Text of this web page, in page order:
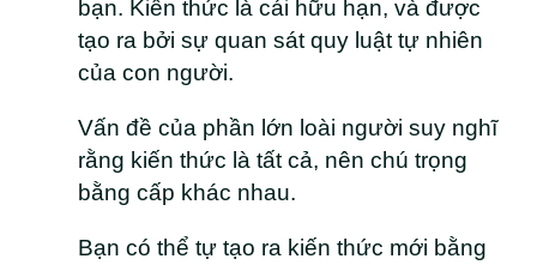
bạn. Kiến thức là cái hữu hạn, và được
tạo ra bởi sự quan sát quy luật tự nhiên
của con người.
Vấn đề của phần lớn loài người suy nghĩ
rằng kiến thức là tất cả, nên chú trọng
bằng cấp khác nhau.
Bạn có thể tự tạo ra kiến thức mới bằng